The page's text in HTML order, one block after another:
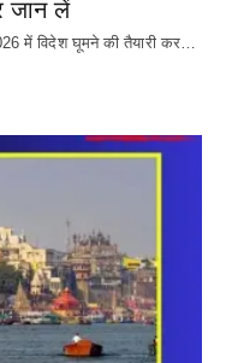
जान लें
में विदेश घूमने की तैयारी कर…